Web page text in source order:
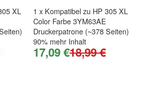
und funktionieren einwandfrei.
XL
1 x Kompatibel zu HP 305 XL
Color Farbe 3YM63AE
Druckerpatrone (~378 Seiten)
90% mehr Inhalt
17,09 €18,99 €